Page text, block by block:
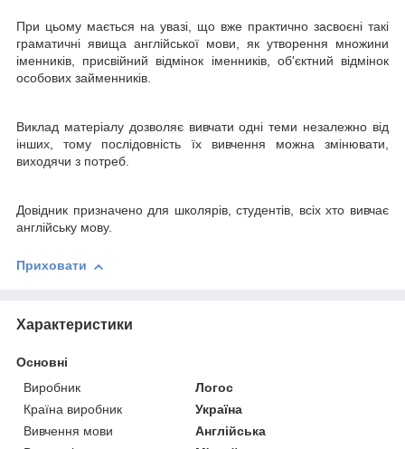
При цьому мається на увазі, що вже практично засвоєні такі
граматичні явища англійської мови, як утворення множини
іменників, присвійний відмінок іменників, об'єктний відмінок
особових займенників.
Виклад матеріалу дозволяє вивчати одні теми незалежно від
інших, тому послідовність їх вивчення можна змінювати,
виходячи з потреб.
Довідник призначено для школярів, студентів, всіх хто вивчає
англійську мову.
Приховати
Характеристики
Основні
Виробник
Логос
Країна виробник
Україна
Вивчення мови
Англійська